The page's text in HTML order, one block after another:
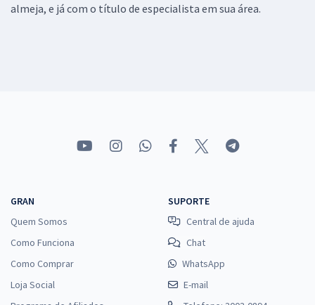
almeja, e já com o título de especialista em sua área.
GRAN
Quem Somos
Como Funciona
Como Comprar
Loja Social
SUPORTE
Central de ajuda
Chat
WhatsApp
E-mail